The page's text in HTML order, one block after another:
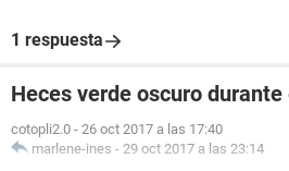
1 respuesta
Heces verde oscuro
cotopli2.0 - 26 oct 2017 a las 17:40
marlene-ines - 29 oct 2017 a las 23:14